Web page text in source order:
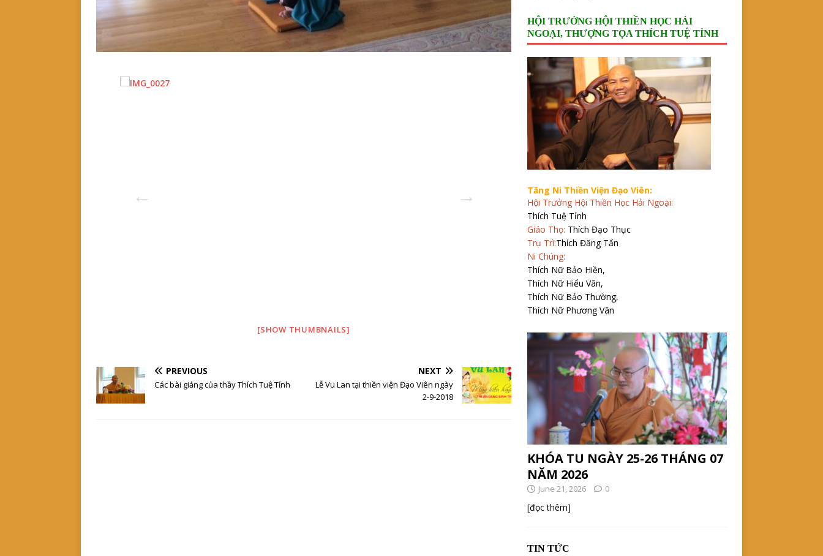
[SHOW THUMBNAILS]
PREVIOUS
Các bài giảng của thầy Thích Tuệ Tỉnh
NEXT
Lễ Vu Lan tại thiền viện Đạo Viên ngày
2-9-2018
HỘI TRƯỞNG HỘI THIỀN HỌC HẢI
NGOẠI, THƯỢNG TỌA THÍCH TUỆ TỈNH
Tăng Ni Thiền Viện Đạo Viên:
Hội Trưởng Hội Thiền Học Hải Ngoại:
Thích Tuệ Tỉnh
Giáo Thọ: Thích Đạo Thục
Trụ Trì:Thích Đăng Tấn
Ni Chúng:
Thích Nữ Bảo Hiền,
Thích Nữ Hiểu Vân,
Thích Nữ Bảo Thường,
Thích Nữ Phương Vân
KHÓA TU NGÀY 25-26 THÁNG 07
NĂM 2026
June 21, 2026 0
[đọc thêm]
TIN TỨC